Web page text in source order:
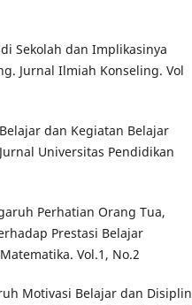
Sekolah dan Implikasinya
Jurnal Ilmiah Konseling. Vol
dan Kegiatan Belajar
Universitas Pendidikan
Perhatian Orang Tua,
Prestasi Belajar
Vol.1, No.2
Motivasi Belajar dan Disiplin